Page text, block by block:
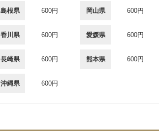
島根県 600円 岡山県 600円
香川県 600円 愛媛県 600円
長崎県 600円 熊本県 600円
沖縄県 600円